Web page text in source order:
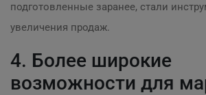
подготовленные заранее, стали
увеличения продаж.
4. Более широкие
возможности для